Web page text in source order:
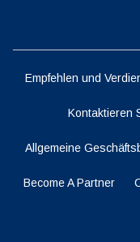
Empfehlen und
Kontaktieren
Allgemeine
Become A Partner